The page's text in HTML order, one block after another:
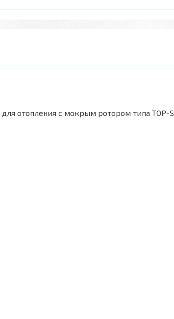
отопления с мокрым ротором типа TOP-S